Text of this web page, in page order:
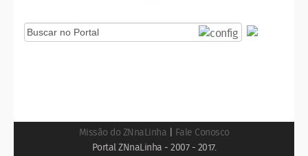
Missão do ZNnaLinha | Fale Conosco
Portal ZNnaLinha - 2007 - 2017.